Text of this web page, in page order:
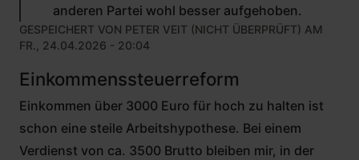
FREI
(NICHT
ÜBERPRÜFT)
anderen Partei wohl besser aufgehoben.
GESPEICHERT VON PETER VEIT (NICHT ÜBERPRÜFT) AM
FR., 24.04.2026 - 20:04
Einkommenssteuerreform
Einkommen über 3000 Euro für hoch zu halten ist
schon eine steile Arbeitshypothese. Bei einem
Verdienst von ca. 3500 Brutto bleiben mir, in der